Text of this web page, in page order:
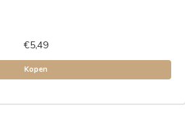
€5,49
Kopen